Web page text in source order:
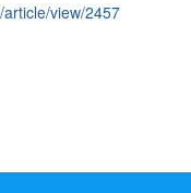
view/2457